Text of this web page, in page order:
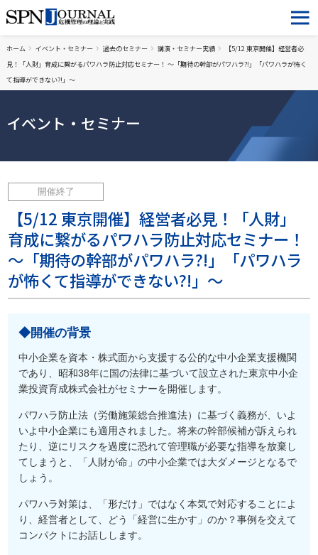
ホーム イベント・セミナー 過去のセミナー 講演・セミナー実績
【5/12 東京開催】経営者必
見！「人財」育成に繋がるパワハラ防止対応セミナー！ ～「期待の幹部がパワハラ?!」「パワハラが怖く
て指導ができない?!」～
イベント・セミナー
開催終了
【5/12 東京開催】経営者必見！「人財」
育成に繋がるパワハラ防止対応セミナー！
～「期待の幹部がパワハラ?!」「パワハラ
が怖くて指導ができない?!」～
◆開催の背景
中小企業を資本・株式面から支援する公的な中小企業支援機関
であり、昭和38年に国の法律に基づいて設立された東京中小企
業投資育成株式会社がセミナーを開催します。
パワハラ防止法（労働施策総合推進法）に基づく義務が、いよ
いよ中小企業にも適用されました。将来の幹部候補が訴えられ
たり、逆にリスクを過度に恐れて管理職が必要な指導を放棄し
てしまうと、「人財が命」の中小企業では大ダメージとなるで
しょう。
パワハラ対策は、「形だけ」ではなく本気で対応することによ
り、経営者として、どう「経営に生かす」のか？事例を交えて
コンパクトにお話しします。